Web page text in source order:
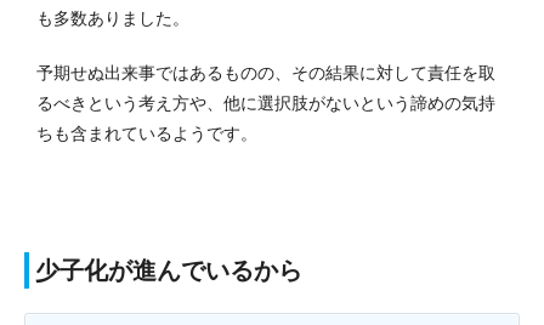
も多数ありました。
予期せぬ出来事ではあるものの、その結果に対して責任を取
るべきという考え方や、他に選択肢がないという諦めの気持
ちも含まれているようです。
少子化が進んでいるから